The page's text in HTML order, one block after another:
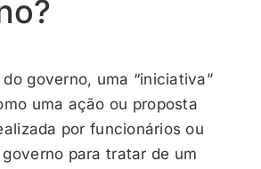
governo, uma “iniciativa”
uma ação ou proposta
por funcionários ou
para tratar de um